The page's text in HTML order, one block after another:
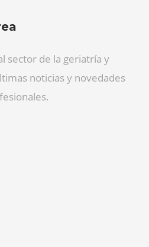
sector de la geriatría y
noticias y novedades